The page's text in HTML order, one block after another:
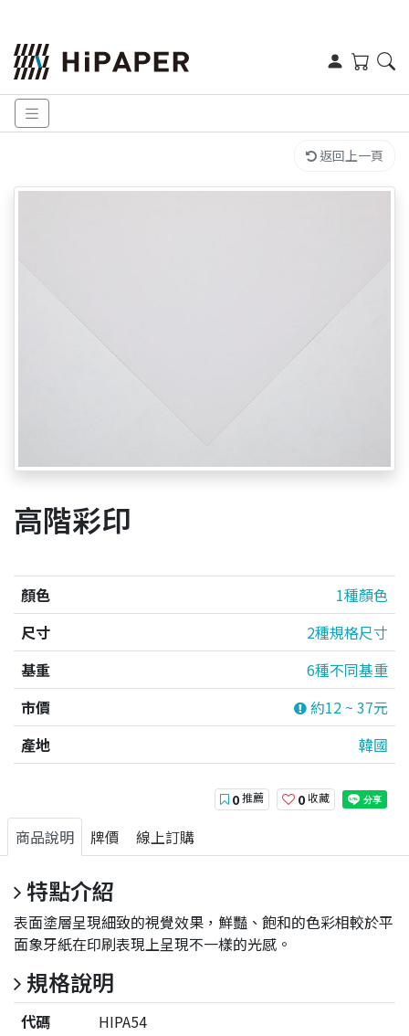
返回上一頁
高階彩印
顏色
1種顏色
尺寸
2種規格尺寸
基重
6種不同基重
市價
約12 ~ 37元
產地
韓國
0推薦 0 收藏
商品說明 牌價 線上訂購
特點介紹
表面塗層呈現細致的視覺效果，鮮豔、飽和的色彩相較於平
面象牙紙在印刷表現上呈現不一樣的光感。
規格說明
代碼
HIPA54